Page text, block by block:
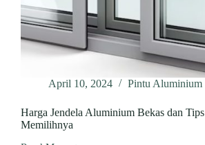
April 10, 2024 Pintu Aluminium
Harga Jendela Aluminium Bekas dan Tips
Memilihnya